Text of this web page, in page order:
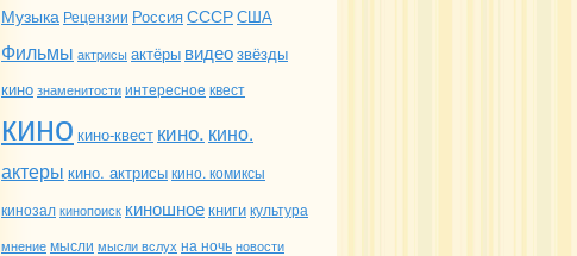
Музыка Рецензии РоссияСССРСША
Фильмы актрисыактёры видеозвёзды
кинознаменитостиинтересное квест
кино кино-квест кино. кино.
актеры кино. актрисыкино. комиксы
кинозалкинопоиск киношноекнигикультура
мнение мысли мысли вслух на ночь новости